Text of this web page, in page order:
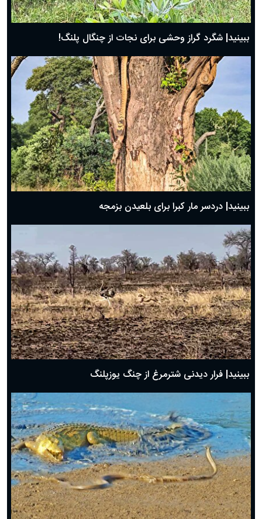
ببینید| شگرد گراز وحشی برای نجات از چنگال پلنگ!
ببینید| دردسر مار کبرا برای بلعیدن بزمجه
ببینید| فرار دیدنی شترمرغ از چنگ یوزپلنگ